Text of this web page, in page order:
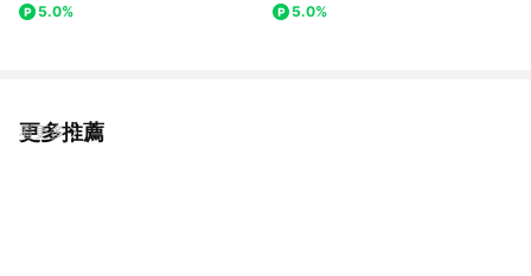
5.0% 5.0%
更多推薦
看更多